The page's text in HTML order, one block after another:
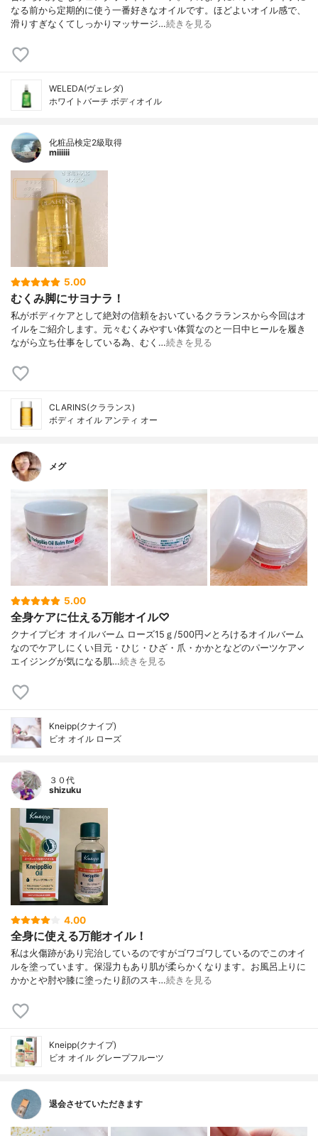
なる前から定期的に使う一番好きなオイルです。ほどよいオイル感で、
滑りすぎなくてしっかりマッサージ…続きを見る
WELEDA(ヴェレダ)
ホワイトバーチ ボディオイル
化粧品検定2級取得
miiiiii
5.00
むくみ脚にサヨナラ！
私がボディケアとして絶対の信頼をおいているクラランスから今回はオ
イルをご紹介します。元々むくみやすい体質なのと一日中ヒールを履き
ながら立ち仕事をしている為、むく…続きを見る
CLARINS(クラランス)
ボディ オイル アンティ オー
メグ
5.00
全身ケアに仕える万能オイル♡
クナイプビオ オイルバーム ローズ15ｇ/500円✓とろけるオイルバーム
なのでケアしにくい目元・ひじ・ひざ・爪・かかとなどのパーツケア✓
エイジングが気になる肌…続きを見る
Kneipp(クナイプ)
ビオ オイル ローズ
３０代
shizuku
4.00
全身に使える万能オイル！
私は火傷跡があり完治しているのですがゴワゴワしているのでこのオイ
ルを塗っています。保湿力もあり肌が柔らかくなります。お風呂上りに
かかとや肘や膝に塗ったり顔のスキ…続きを見る
Kneipp(クナイプ)
ビオ オイル グレープフルーツ
退会させていただきます